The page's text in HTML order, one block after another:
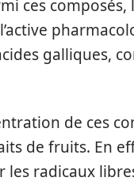
ces composés,
galliques,
de ces
de fruits. En
radicaux